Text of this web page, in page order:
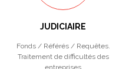
JUDICIAIRE
Fonds / Référés / Requêtes.
Traitement de difficultés des
entreprises